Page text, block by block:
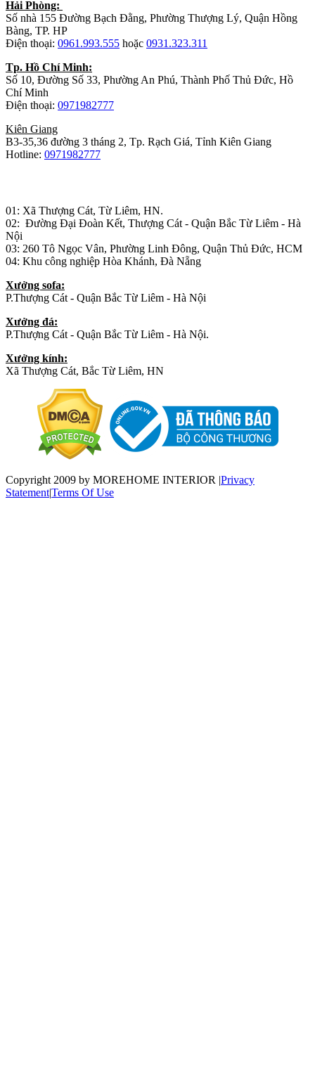
Hải Phòng:
Số nhà 155 Đường Bạch Đằng, Phường Thượng Lý, Quận Hồng
Bàng, TP. HP
Điện thoại: 0961.993.555 hoặc 0931.323.311
Tp. Hồ Chí Minh:
Số 10, Đường Số 33, Phường An Phú, Thành Phố Thủ Đức, Hồ
Chí Minh
Điện thoại: 0971982777
Kiên Giang
B3-35,36 đường 3 tháng 2, Tp. Rạch Giá, Tỉnh Kiên Giang
Hotline: 0971982777
01: Xã Thượng Cát, Từ Liêm, HN.
02: Đường Đại Đoàn Kết, Thượng Cát - Quận Bắc Từ Liêm - Hà
Nội
03: 260 Tô Ngọc Vân, Phường Linh Đông, Quận Thủ Đức, HCM
04: Khu công nghiệp Hòa Khánh, Đà Nẵng
Xưởng sofa:
P.Thượng Cát - Quận Bắc Từ Liêm - Hà Nội
Xưởng đá:
P.Thượng Cát - Quận Bắc Từ Liêm - Hà Nội.
Xưởng kính:
Xã Thượng Cát, Bắc Từ Liêm, HN
Copyright 2009 by MOREHOME INTERIOR |Privacy
Statement|Terms Of Use